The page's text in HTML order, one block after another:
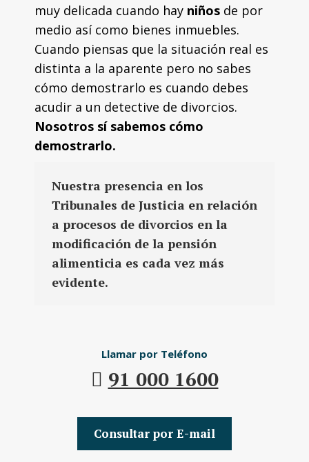
muy delicada cuando hay niños de por
medio así como bienes inmuebles.
Cuando piensas que la situación real es
distinta a la aparente pero no sabes
cómo demostrarlo es cuando debes
acudir a un detective de divorcios.
Nosotros sí sabemos cómo
demostrarlo.
Nuestra presencia en los
Tribunales de Justicia en relación
a procesos de divorcios en la
modificación de la pensión
alimenticia es cada vez más
evidente.
Llamar por Teléfono
91 000 1600
Consultar por E-mail